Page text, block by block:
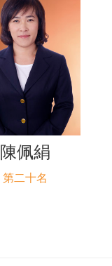
陳佩絹
第二十名